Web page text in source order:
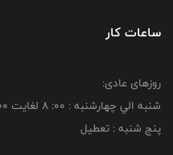
ساعات کار
روزهای عادی:
شنبه الي چهارشنبه : 00: 8 لغايت 16:00
پنج شنبه : تعطیل